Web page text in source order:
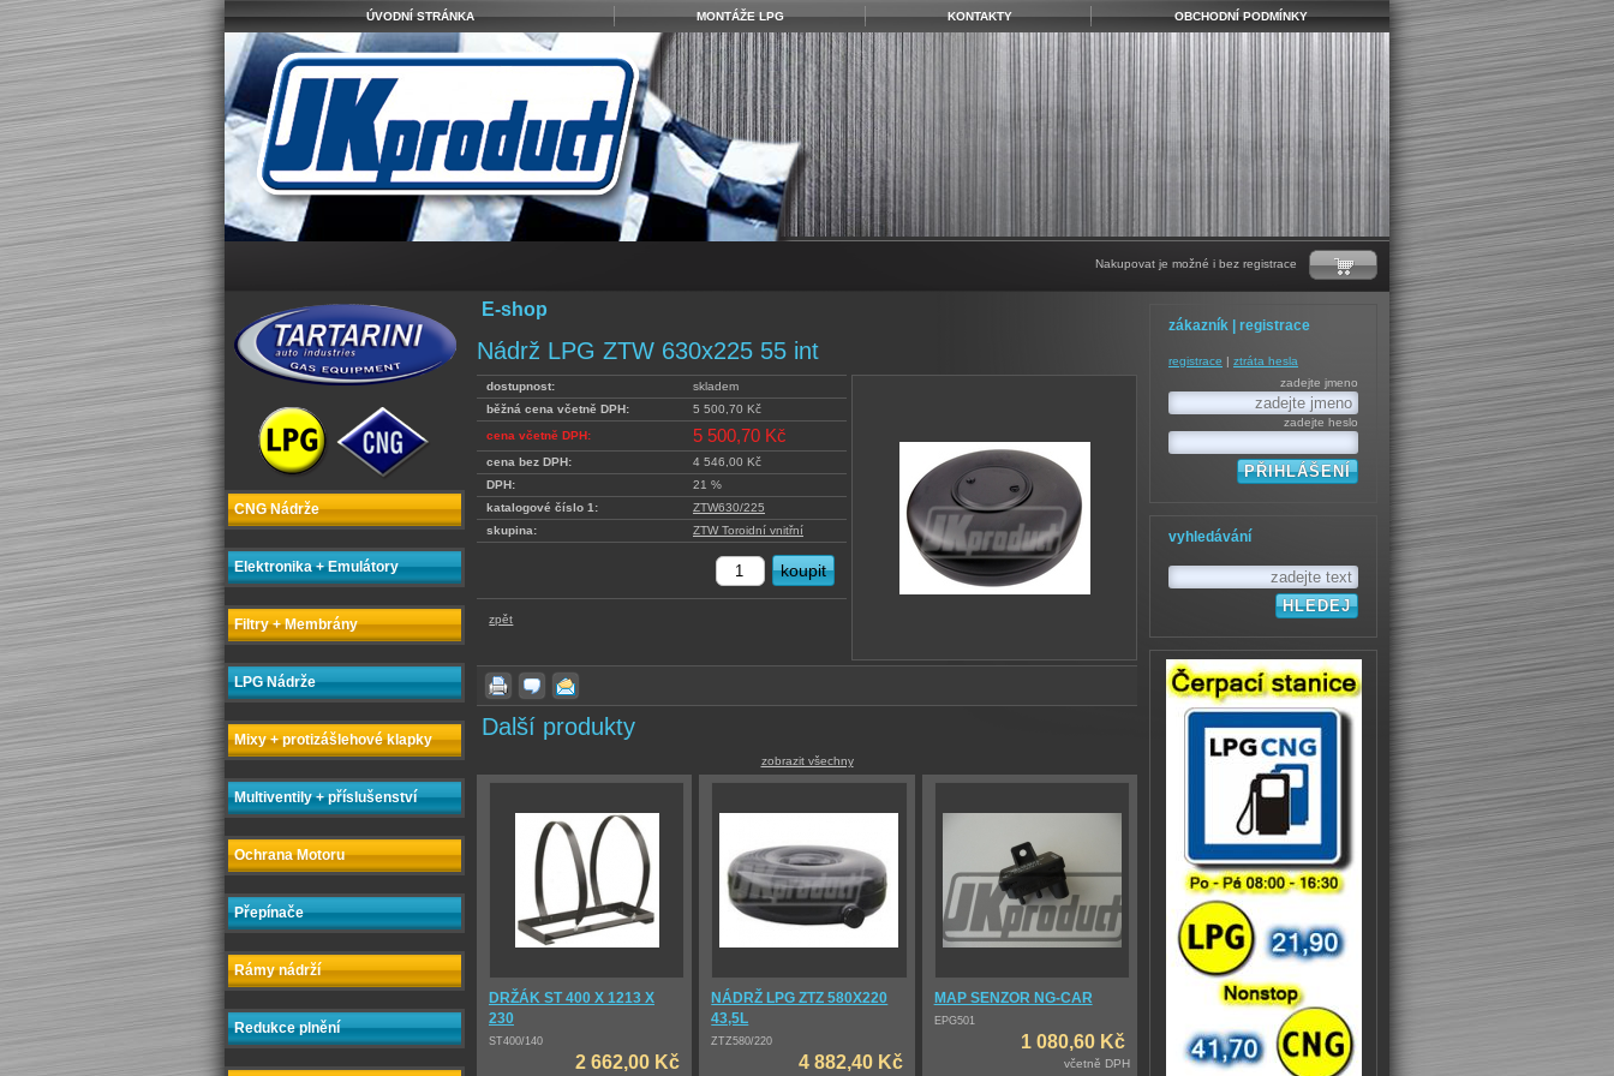
ÚVODNÍ STRÁNKA MONTÁŽE LPG KONTAKTY OBCHODNÍ PODMÍNKY
Nakupovat je možné i bez registrace
CNG Nádrže
Elektronika + Emulátory
Filtry + Membrány
LPG Nádrže
Mixy + protizášlehové klapky
Multiventily + příslušenství
Ochrana Motoru
Přepínače
Rámy nádrží
Redukce plnění
E-shop
Nádrž LPG ZTW 630x225 55 int
dostupnost:
skladem
běžná cena včetně DPH:
5 500,70 Kč
cena včetně DPH:
5 500,70 Kč
cena bez DPH:
4 546,00 Kč
DPH:
21 %
katalogové číslo 1:
ZTW630/225
skupina:
ZTW Toroidní vnitřní
zpět
Další produkty
zobrazit všechny
DRŽÁK ST 400 X 1213 X
230
ST400/140
2 662,00 Kč
NÁDRŽ LPG ZTZ 580X220
43,5L
ZTZ580/220
4 882,40 Kč
MAP SENZOR NG-CAR
EPG501
1 080,60 Kč
včetně DPH
zákazník | registrace
registrace
ztráta hesla
zadejte jmeno
zadejte heslo
vyhledávání